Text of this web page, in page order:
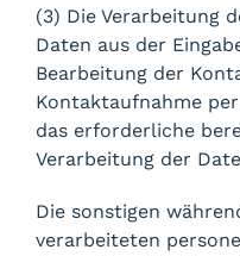
(3) Die Verarbeitung
Daten aus der
Bearbeitung der
Kontaktaufnahme
das erforderliche
Verarbeitung der
Die sonstigen
verarbeiteten